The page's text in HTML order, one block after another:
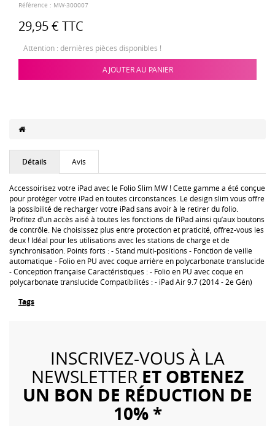
Référence : MW-300007
29,95 € TTC
Attention : dernières pièces disponibles !
AJOUTER AU PANIER
Détails Avis
Accessoirisez votre iPad avec le Folio Slim MW ! Cette gamme a été conçue
pour protéger votre iPad en toutes circonstances. Le design slim vous offre
la possibilité de recharger votre iPad sans avoir à le retirer du folio.
Profitez d’un accès aisé à toutes les fonctions de l’iPad ainsi qu’aux boutons
de contrôle. Ne choisissez plus entre protection et praticité, offrez-vous les
deux ! Idéal pour les utilisations avec les stations de charge et de
synchronisation. Points forts : - Stand multi-positions - Fonction de veille
automatique - Folio en PU avec coque arrière en polycarbonate translucide
- Conception française Caractéristiques : - Folio en PU avec coque en
polycarbonate translucide Compatibilités : - iPad Air 9.7 (2014 - 2e Gén)
Tags
INSCRIVEZ-VOUS À LA
NEWSLETTER ET OBTENEZ
UN BON DE RÉDUCTION DE
10% *